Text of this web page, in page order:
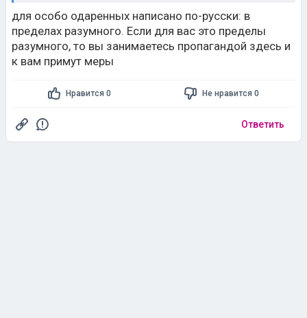
для особо одаренных написано по-русски: в
пределах разумного. Если для вас это пределы
разумного, то вы занимаетесь пропагандой здесь и
к вам примут меры
Нравится 0 Не нравится 0
Ответить